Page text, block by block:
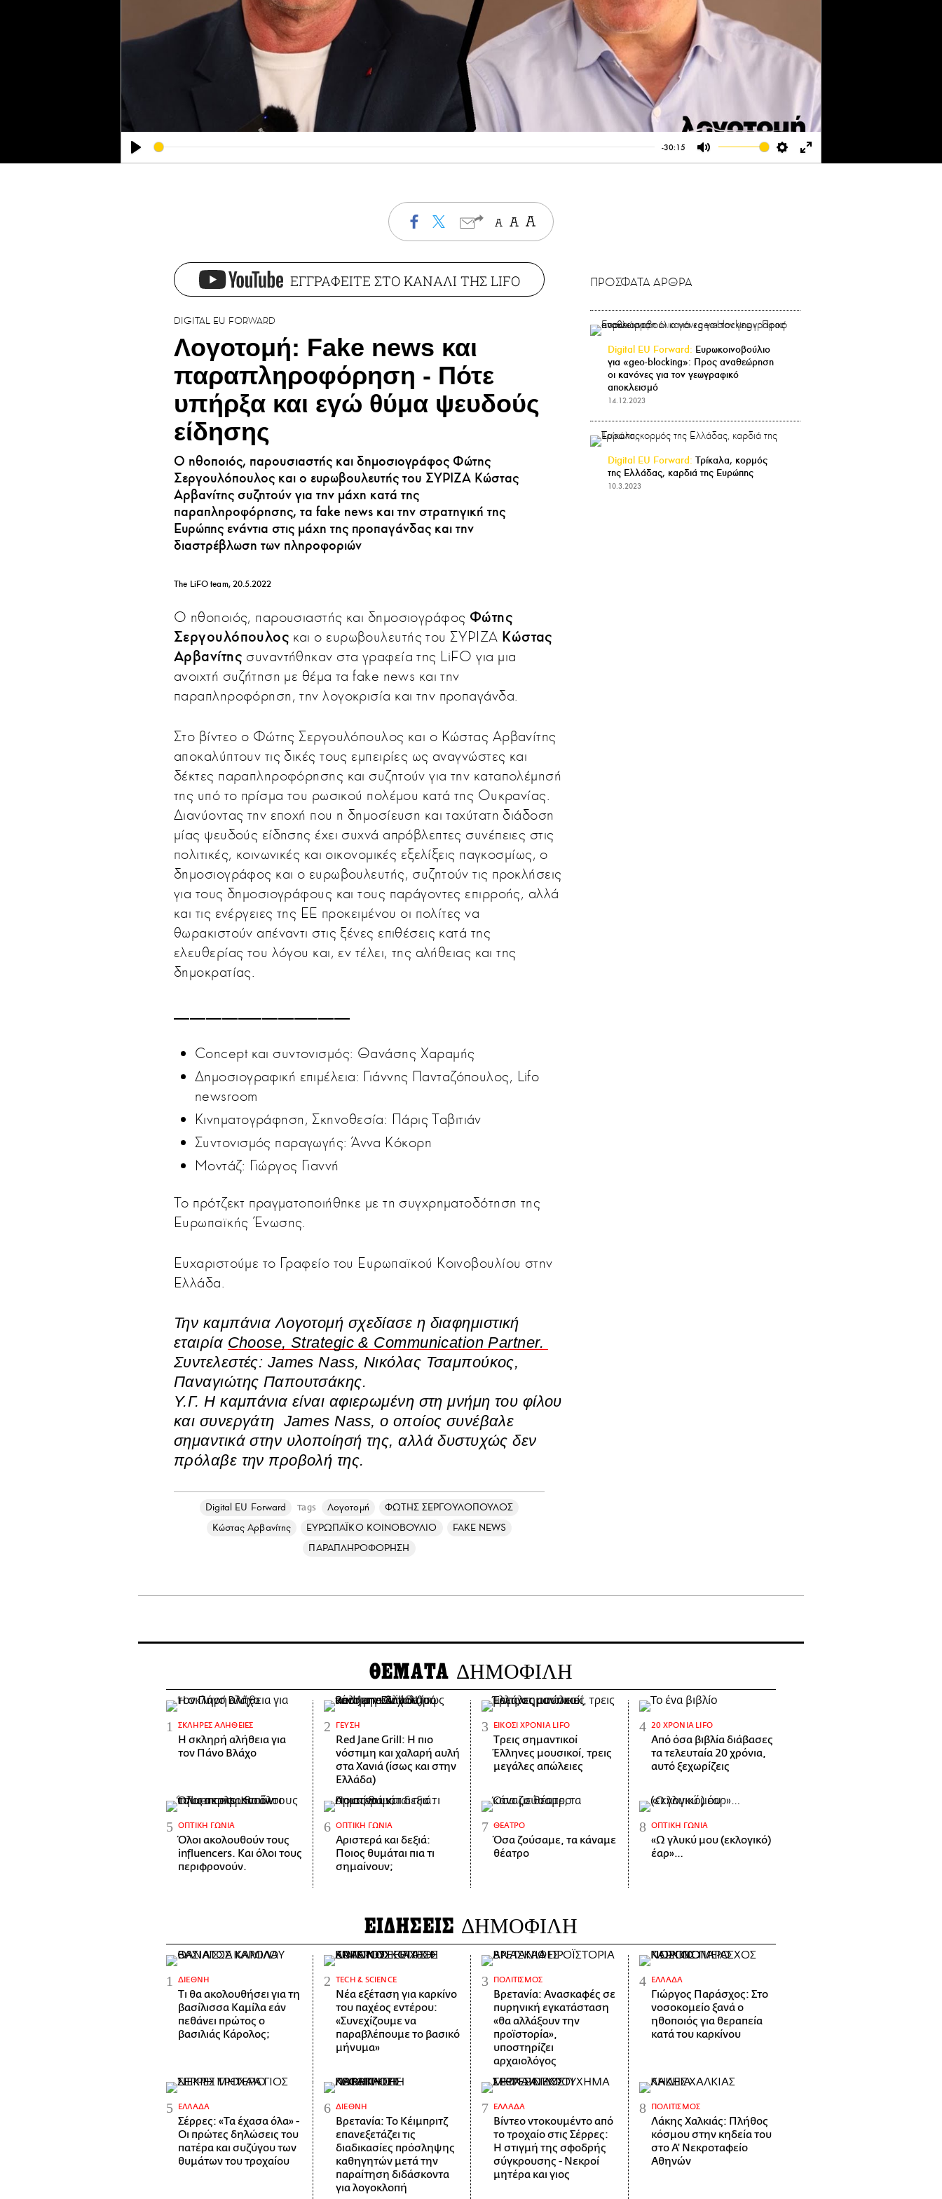
Play
-30:15
Mute SettingsEnter
ΕΓΓΡΑΦΕΙΤΕ ΣΤΟ ΚΑΝΑΛΙ ΤΗΣ LIFO
DIGITAL EU FORWARD
Λογοτομή: Fake news και
παραπληροφόρηση - Πότε
υπήρξα και εγώ θύμα ψευδούς
είδησης
Ο ηθοποιός, παρουσιαστής και δημοσιογράφος Φώτης
Σεργουλόπουλος και ο ευρωβουλευτής του ΣΥΡΙΖΑ Κώστας
Αρβανίτης συζητούν για την μάχη κατά της
παραπληροφόρησης, τα fake news και την στρατηγική της
Ευρώπης ενάντια στις μάχη της προπαγάνδας και την
διαστρέβλωση των πληροφοριών
The LiFO team 20.5.2022
Ο ηθοποιός, παρουσιαστής και δημοσιογράφος Φώτης
Σεργουλόπουλος και ο ευρωβουλευτής του ΣΥΡΙΖΑ Κώστας
Αρβανίτης συναντήθηκαν στα γραφεία της LiFO για μια
ανοιχτή συζήτηση με θέμα τα fake news και την
παραπληροφόρηση, την λογοκρισία και την προπαγάνδα.
Στο βίντεο ο Φώτης Σεργουλόπουλος και ο Κώστας Αρβανίτης
αποκαλύπτουν τις δικές τους εμπειρίες ως αναγνώστες και
δέκτες παραπληροφόρησης και συζητούν για την καταπολέμησή
της υπό το πρίσμα του ρωσικού πολέμου κατά της Ουκρανίας.
Διανύοντας την εποχή που η δημοσίευση και ταχύτατη διάδοση
μίας ψευδούς είδησης έχει συχνά απρόβλεπτες συνέπειες στις
πολιτικές, κοινωνικές και οικονομικές εξελίξεις παγκοσμίως, ο
δημοσιογράφος και ο ευρωβουλευτής, συζητούν τις προκλήσεις
για τους δημοσιογράφους και τους παράγοντες επιρροής, αλλά
και τις ενέργειες της ΕΕ προκειμένου οι πολίτες να
θωρακιστούν απέναντι στις ξένες επιθέσεις κατά της
ελευθερίας του λόγου και, εν τέλει, της αλήθειας και της
δημοκρατίας.
Concept και συντονισμός: Θανάσης Χαραμής
Δημοσιογραφική επιμέλεια: Γιάννης Πανταζόπουλος, Lifo
newsroom
Κινηματογράφηση, Σκηνοθεσία: Πάρις Ταβιτιάν
Συντονισμός παραγωγής: Άννα Κόκορη
Μoντάζ: Γιώργος Γιαννή
Το πρότζεκτ πραγματοποιήθηκε με τη συγχρηματοδότηση της
Ευρωπαϊκής Ένωσης.
Ευχαριστούμε το Γραφείο του Ευρωπαϊκού Κοινοβουλίου στην
Ελλάδα.
Την καμπάνιαΛογοτομή σχεδίασε η διαφημιστική
εταιρία Choose, Strategic & Communication Partner.
Συντελεστές: James Nass, Νικόλας Τσαμπούκος,
Παναγιώτης Παπουτσάκης.
Υ.Γ. Η καμπάνια είναι αφιερωμένη στη μνήμη του φίλου
και συνεργάτη James Nass, ο οποίος συνέβαλε
σημαντικά στην υλοποίησή της, αλλά δυστυχώς δεν
πρόλαβε την προβολή της.
Digital EU Forward Tags Λογοτομή
ΦΩΤΗΣ ΣΕΡΓΟΥΛΟΠΟΥΛΟΣ
Κώστας Αρβανίτης
ΕΥΡΩΠΑΪΚΟ ΚΟΙΝΟΒΟΥΛΙΟ
FAKE NEWS
ΠΑΡΑΠΛΗΡΟΦΟΡΗΣΗ
ΠΡΟΣΦΑΤΑ ΑΡΘΡΑ
Digital EU Forward: Ευρωκοινοβούλιο
για «geo-blocking»: Προς αναθεώρηση
οι κανόνες για τον γεωγραφικό
αποκλεισμό
14.12.2023
Digital EU Forward: Τρίκαλα, κορμός
της Ελλάδας, καρδιά της Ευρώπης
10.3.2023
ΘΕΜΑΤΑ ΔΗΜΟΦΙΛΗ
ΣΚΛΗΡΈΣ ΑΛΉΘΕΙΕΣ
H σκληρή αλήθεια για
τον Πάνο Βλάχο
ΓΕΎΣΗ
Red Jane Grill: Η πιο
νόστιμη και χαλαρή αυλή
στα Χανιά (ίσως και στην
Ελλάδα)
ΕΊΚΟΣΙ ΧΡΌΝΙΑ LIFO
Tρεις σημαντικοί
Έλληνες μουσικοί, τρεις
μεγάλες απώλειες
20 ΧΡΌΝΙΑ LIFO
Από όσα βιβλία διάβασες
τα τελευταία 20 χρόνια,
αυτό ξεχωρίζεις
ΟΠΤΙΚΉ ΓΩΝΊΑ
Όλοι ακολουθούν τους
influencers. Και όλοι τους
περιφρονούν.
ΟΠΤΙΚΉ ΓΩΝΊΑ
Αριστερά και δεξιά:
Ποιος θυμάται πια τι
σημαίνουν;
ΘΈΑΤΡΟ
Όσα ζούσαμε, τα κάναμε
θέατρο
ΟΠΤΙΚΉ ΓΩΝΊΑ
«Ω γλυκύ μου (εκλογικό)
έαρ»…
ΕΙΔΗΣΕΙΣ ΔΗΜΟΦΙΛΗ
ΔΙΕΘΝΉ
Τι θα ακολουθήσει για τη
βασίλισσα Καμίλα εάν
πεθάνει πρώτος ο
βασιλιάς Κάρολος;
ΤECH & SCIENCE
Νέα εξέταση για καρκίνο
του παχέος εντέρου:
«Συνεχίζουμε να
παραβλέπουμε το βασικό
μήνυμα»
ΠΟΛΙΤΙΣΜΌΣ
Βρετανία: Ανασκαφές σε
πυρηνική εγκατάσταση
«θα αλλάξουν την
προϊστορία»,
υποστηρίζει
αρχαιολόγος
ΕΛΛΆΔΑ
Γιώργος Παράσχος: Στο
νοσοκομείο ξανά ο
ηθοποιός για θεραπεία
κατά του καρκίνου
ΕΛΛΆΔΑ
Σέρρες: «Τα έχασα όλα» -
Οι πρώτες δηλώσεις του
πατέρα και συζύγου των
θυμάτων του τροχαίου
ΔΙΕΘΝΉ
Βρετανία: Το Κέιμπριτζ
επανεξετάζει τις
διαδικασίες πρόσληψης
καθηγητών μετά την
παραίτηση διδάσκοντα
για λογοκλοπή
ΕΛΛΆΔΑ
Βίντεο ντοκουμέντο από
το τροχαίο στις Σέρρες:
Η στιγμή της σφοδρής
σύγκρουσης - Νεκροί
μητέρα και γιος
ΠΟΛΙΤΙΣΜΌΣ
Λάκης Χαλκιάς: Πλήθος
κόσμου στην κηδεία του
στο Α' Νεκροταφείο
Αθηνών